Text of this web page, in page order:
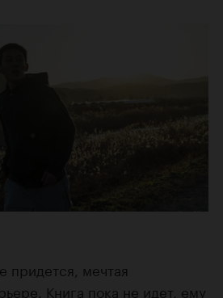
придется, мечтая
Книга пока не идет, ему